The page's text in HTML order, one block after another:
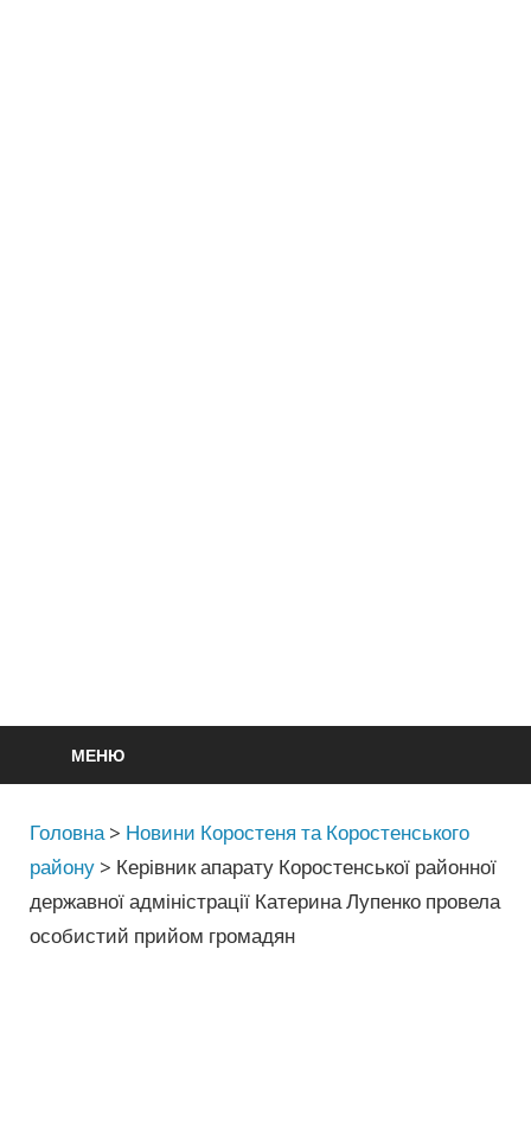
МЕНЮ
Головна > Новини Коростеня та Коростенського
району > Керівник апарату Коростенської районної
державної адміністрації Катерина Лупенко провела
особистий прийом громадян